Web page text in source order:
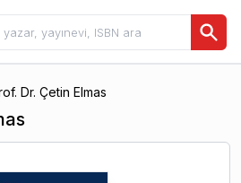
Dr. Çetin Elmas